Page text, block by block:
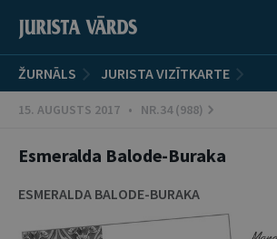
ŽURNĀLS JURISTA VIZĪTKARTE
15. AUGUSTS 2017 • NR.34 (988)
Esmeralda Balode-Buraka
ESMERALDA BALODE-BURAKA